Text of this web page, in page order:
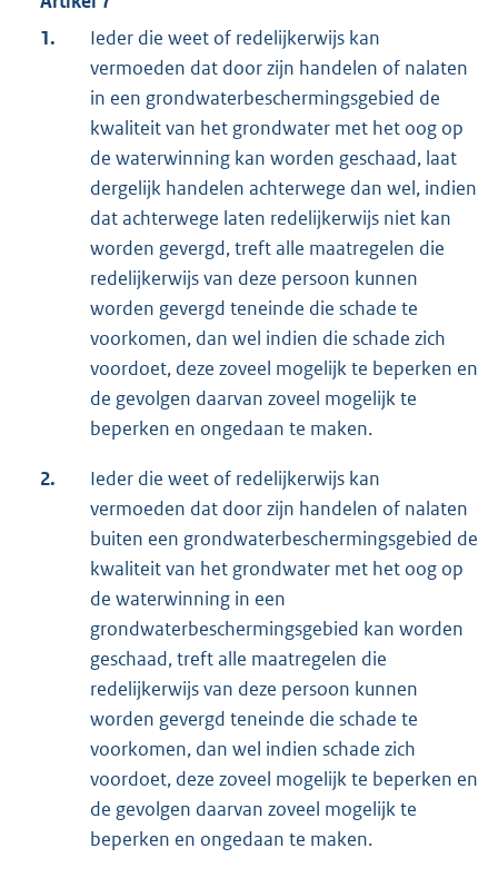
1.
Ieder die weet of redelijkerwijs kan
vermoeden dat door zijn handelen of nalaten
in een grondwaterbeschermingsgebied de
kwaliteit van het grondwater met het oog op
de waterwinning kan worden geschaad, laat
dergelijk handelen achterwege dan wel, indien
dat achterwege laten redelijkerwijs niet kan
worden gevergd, treft alle maatregelen die
redelijkerwijs van deze persoon kunnen
worden gevergd teneinde die schade te
voorkomen, dan wel indien die schade zich
voordoet, deze zoveel mogelijk te beperken en
de gevolgen daarvan zoveel mogelijk te
beperken en ongedaan te maken.
2.
Ieder die weet of redelijkerwijs kan
vermoeden dat door zijn handelen of nalaten
buiten een grondwaterbeschermingsgebied de
kwaliteit van het grondwater met het oog op
de waterwinning in een
grondwaterbeschermingsgebied kan worden
geschaad, treft alle maatregelen die
redelijkerwijs van deze persoon kunnen
worden gevergd teneinde die schade te
voorkomen, dan wel indien schade zich
voordoet, deze zoveel mogelijk te beperken en
de gevolgen daarvan zoveel mogelijk te
beperken en ongedaan te maken.